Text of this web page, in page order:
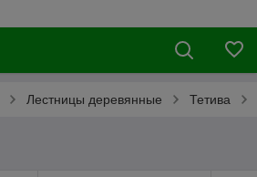
Лестницы деревянные Тетива